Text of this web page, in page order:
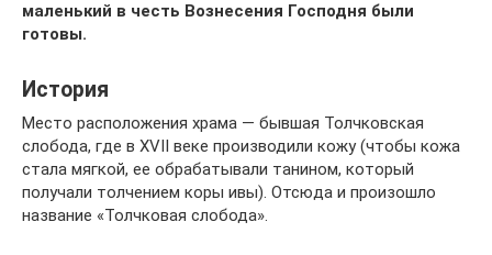
маленький в честь Вознесения Господня были
готовы.
История
Место расположения храма — бывшая Толчковская
слобода, где в XVII веке производили кожу (чтобы кожа
стала мягкой, ее обрабатывали танином, который
получали толчением коры ивы). Отсюда и произошло
название «Толчковая слобода».